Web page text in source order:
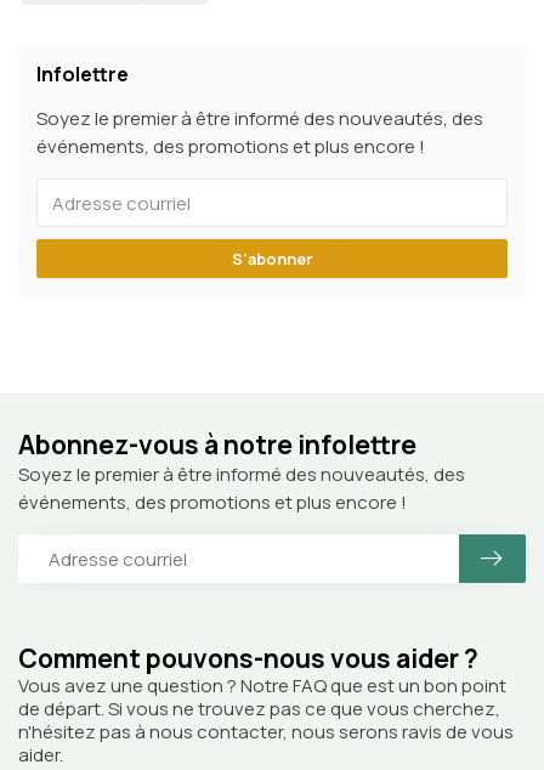
Infolettre
Soyez le premier à être informé des nouveautés, des
événements, des promotions et plus encore !
S'abonner
Comment pouvons-nous vous aider ?
Vous avez une question ? Notre FAQ que est un bon point
de départ. Si vous ne trouvez pas ce que vous cherchez,
n'hésitez pas à nous contacter, nous serons ravis de vous
aider.
Abonnez-vous à notre infolettre
Soyez le premier à être informé des nouveautés, des
événements, des promotions et plus encore !